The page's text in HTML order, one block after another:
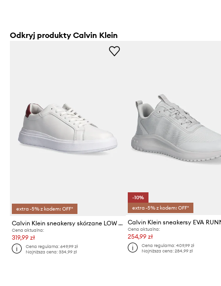
Odkryj produkty Calvin Klein
extra -5% z kodem: OFF*
Calvin Klein sneakersy skórzane LOW TOP LACE UP LTH
Cena aktualna:
319,99 zł
Cena regularna:649,99 zł
Najniższa cena:334,99 zł
-10%
extra -5% z kodem: OFF*
Cena aktualna:
254,99 zł
Cena regularna: 409,99 zł
Najniższa cena: 284,99 zł